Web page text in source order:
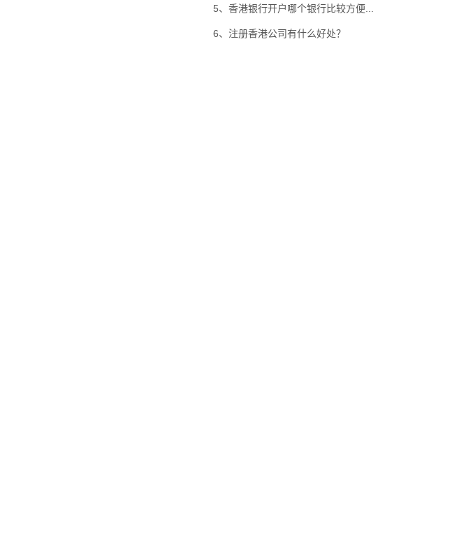
5、香港银行开户哪个银行比较方便...
6、注册香港公司有什么好处？